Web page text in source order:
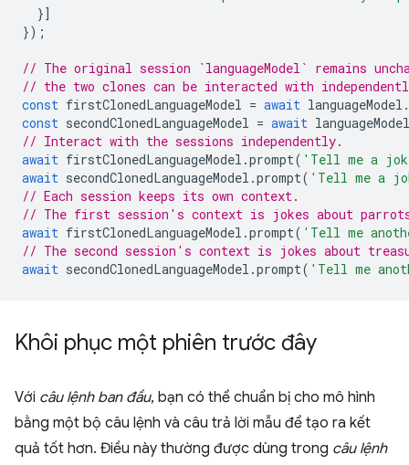
}]
});
// The original session `languageModel` remains
// the two clones can be interacted with
const firstClonedLanguageModel = await languageModel .
const secondClonedLanguageModel = await languageModel
// Interact with the sessions independently.
await firstClonedLanguageModel .prompt( 'Tell me a
await secondClonedLanguageModel .prompt( 'Tell me a
// Each session keeps its own context.
// The first session's context is jokes about
await firstClonedLanguageModel .prompt( 'Tell me
// The second session's context is jokes about
await secondClonedLanguageModel .prompt( 'Tell me
Khôi phục một phiên trước đây
Với câu lệnh ban đầu, bạn có thể chuẩn bị cho mô hình
bằng một bộ câu lệnh và câu trả lời mẫu để tạo ra kết
quả tốt hơn. Điều này thường được dùng trong câu lệnh